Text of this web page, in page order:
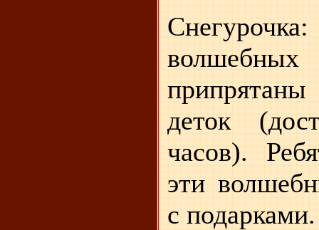
деток
часов).
эти
с подарками.